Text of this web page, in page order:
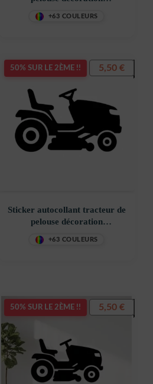
decostickerstore – PUU9ED
+63 COULEURS
50% SUR LE 2ÈME !!
Sticker autocollant tracteur de
pelouse décoration
decostickerstore – LE2D4G
+63 COULEURS
5,50€
50% SUR LE 2ÈME !! 5,50€